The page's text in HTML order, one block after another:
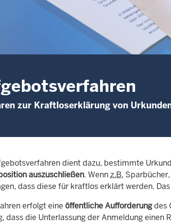
zur Kraftloserklärung von
dient dazu, bestimmte
auszuschließen. Wennz.B.
dass diese für kraftlos erklärt werden.
erfolgt eine öffentliche Aufforderungdes
dass die Unterlassung der Anmeldung